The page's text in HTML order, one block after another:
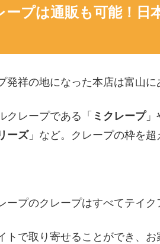
ープは通販も可能！日
発祥の地になった本店は富山に
クレープである「 ミクレープ」
ーズ」など。クレープの枠を
ープのクレープはすべてテイク
トで取り寄せることができ、